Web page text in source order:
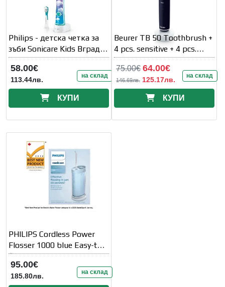
Philips - детска четка за
зъби Sonicare Kids Вграден
Bluetooth® Приложение
за тренировка
58.00€
113.44лв. на склад
КУПИ
Beurer TB 50 Toothbrush +
4 pcs. sensitive + 4 pcs.
Clean
75.00€ 64.00€
146.69лв. 125.17лв. на склад
КУПИ
PHILIPS Cordless Power
Flosser 1000 blue Easy-to-
fill 200ml
95.00€
185.80лв. на склад